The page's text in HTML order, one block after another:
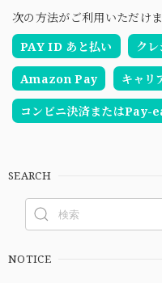
次の方法がご利用いただけま
PAY ID あと払い
ク
Amazon Pay キャリ
コンビニ決済またはPay-
SEARCH
NOTICE